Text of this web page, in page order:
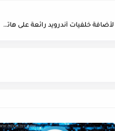
تحميل أفضل تطبيق لأضافة خلفيات أندرويد رائعة على هاتفك